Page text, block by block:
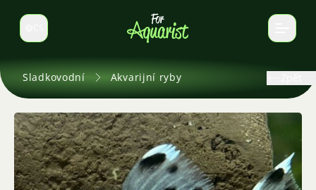
Select language
Sladkovodní Akvarijní ryby